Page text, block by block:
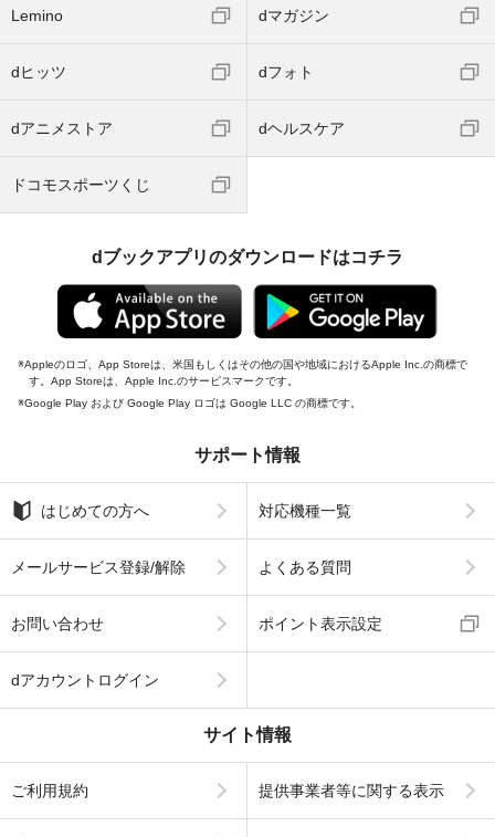
Lemino dマガジン
dヒッツ dフォト
dアニメストア dヘルスケア
ドコモスポーツくじ
dブックアプリのダウンロードはコチラ
Appleのロゴ、App Storeは、米国もしくはその他の国や地域におけるApple Inc.の商標で
す。App Storeは、Apple Inc.のサービスマークです。
Google Play および Google Play ロゴは Google LLC の商標です。
サポート情報
はじめての方へ 対応機種一覧
メールサービス登録/解除 よくある質問
お問い合わせ ポイント表示設定
dアカウントログイン
サイト情報
ご利用規約 提供事業者等に関する表示